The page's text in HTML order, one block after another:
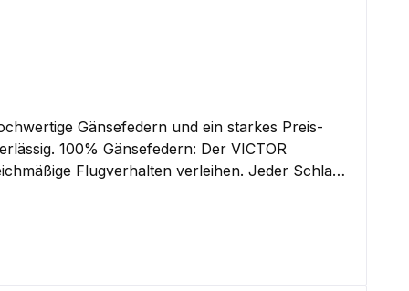
Gänsefedern und ein starkes Preis-
VICTOR
Flugverhalten verleihen. Jeder Schlag
Mit dem
sorgt dafür, dass der Federball gerade